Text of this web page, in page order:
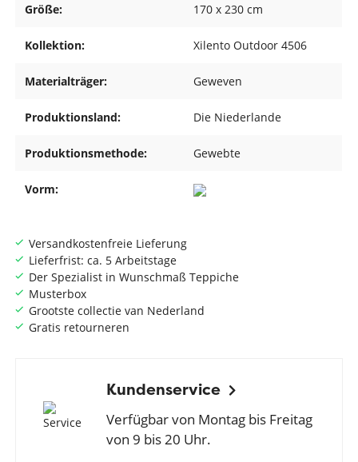
Versandkostenfreie Lieferung
Lieferfrist: ca. 5 Arbeitstage
Der Spezialist in Wunschmaß Teppiche
Musterbox
Grootste collectie van Nederland
Gratis retourneren
Kundenservice
Verfügbar von Montag bis Freitag
von 9 bis 20 Uhr.
Größe: 170 x 230 cm
Kollektion: Xilento Outdoor 4506
Materialträger: Geweven
Produktionsland: Die Niederlande
Produktionsmethode: Gewebte
Vorm: